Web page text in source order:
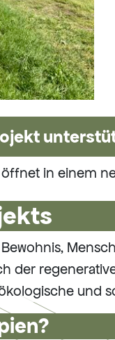
in einem
der
und